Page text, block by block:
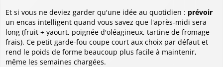
Et si vous ne deviez garder qu'une idée au quotidien : prévoir
un encas intelligent quand vous savez que l'après-midi sera
long (fruit + yaourt, poignée d'oléagineux, tartine de fromage
frais). Ce petit garde-fou coupe court aux choix par défaut et
rend le poids de forme beaucoup plus facile à maintenir,
même les semaines chargées.